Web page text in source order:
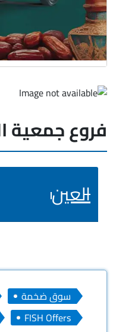
فروع جمعية
العين
سوق ضخمة
FISH Offers